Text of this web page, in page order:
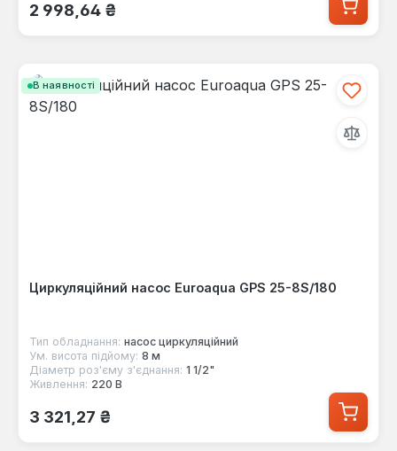
2 998,64 ₴
В наявності
Циркуляційний насос Euroaqua GPS 25-8S/180
Тип обладнання: насос циркуляційний
Ум. висота підйому: 8 м
Діаметр роз'єму з'єднання: 1 1/2"
Живлення: 220 В
Звичайна ціна:
3 321,27 ₴